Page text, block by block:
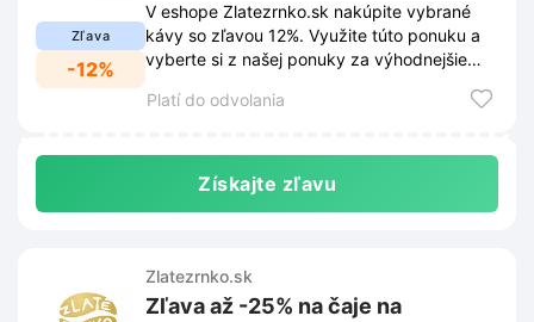
Zľava
-12%
V eshope Zlatezrnko.sk nakúpite vybrané
kávy so zľavou 12%. Využite túto ponuku a
vyberte si z našej ponuky za výhodnejšie
Platí do odvolania
Získajte zľavu
Zlatezrnko.sk
Zľava až -25% na čaje na